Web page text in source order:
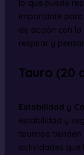
lo que puede
importante para
de acción con
respirar y
Tauro (20
Estabilidad y
estabilidad y
taurinos tienden
actividades que